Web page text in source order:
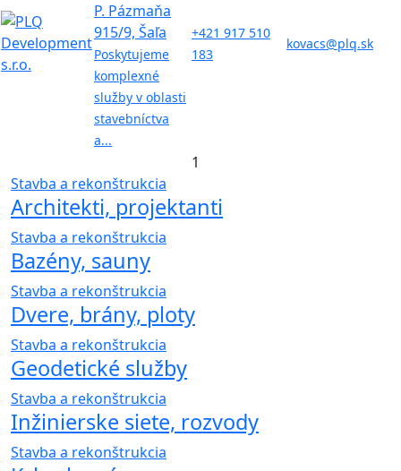
Stavba a rekonštrukcia
Architekti, projektanti
Stavba a rekonštrukcia
Bazény, sauny
Stavba a rekonštrukcia
Dvere, brány, ploty
Stavba a rekonštrukcia
Geodetické služby
Stavba a rekonštrukcia
Inžinierske siete, rozvody
Stavba a rekonštrukcia
P. Pázmaňa
915/9, Šaľa
Poskytujeme
komplexné
služby v oblasti
stavebníctva
a...
+421 917 510
183
kovacs@plq.sk
1